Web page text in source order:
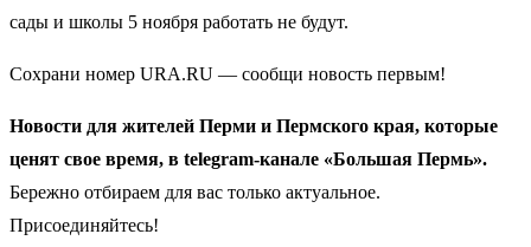
сады и школы 5 ноября работать не будут.
Сохрани номер URA.RU — сообщи новость первым!
Новости для жителей Перми и Пермского края, которые
ценят свое время, в telegram-канале «Большая Пермь».
Бережно отбираем для вас только актуальное.
Присоединяйтесь!